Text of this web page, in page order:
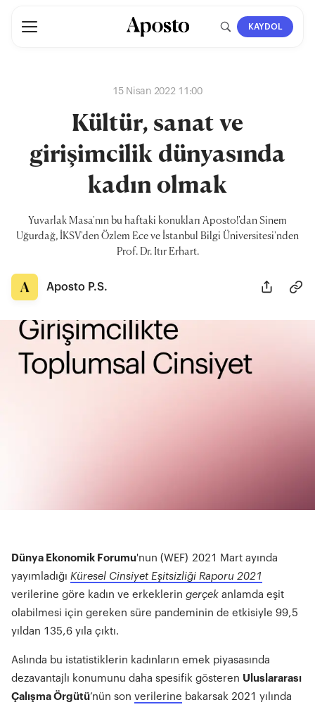
KAYDOL
15 Nisan 2022 11:00
Kültür, sanat ve
girişimcilik dünyasında
kadın olmak
Yuvarlak Masa'nın bu haftaki konukları Aposto!'dan Sinem
Uğurdağ, İKSV'den Özlem Ece ve İstanbul Bilgi Üniversitesi'nden
Prof. Dr. Itır Erhart.
Aposto P.S.
Dünya Ekonomik Forumu'nun (WEF) 2021 Mart ayında
yayımladığı Küresel Cinsiyet Eşitsizliği Raporu 2021
verilerine göre kadın ve erkeklerin gerçek anlamda eşit
olabilmesi için gereken süre pandeminin de etkisiyle 99,5
yıldan 135,6 yıla çıktı.
Aslında bu istatistiklerin kadınların emek piyasasında
dezavantajlı konumunu daha spesifik gösteren Uluslararası
Çalışma Örgütü’nün son verilerine bakarsak 2021 yılında